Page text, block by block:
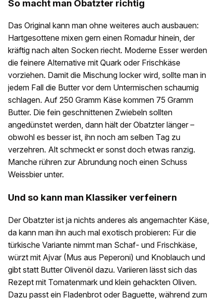
So macht man Obatzter richtig
Das Original kann man ohne weiteres auch ausbauen:
Hartgesottene mixen gern einen Romadur hinein, der
kräftig nach alten Socken riecht. Moderne ­Esser werden
die feinere ­Alternative mit Quark oder Frischkäse
vorziehen. Damit die Mischung locker wird, sollte man in
jedem Fall die Butter vor dem Unter­mischen schaumig
schlagen. Auf 250 Gramm Käse kommen 75 Gramm
Butter. Die fein geschnittenen Zwiebeln sollten
angedünstet werden, dann hält der Obatzter länger –
obwohl es besser ist, ihn noch am selben Tag zu
verzehren. Alt schmeckt er sonst doch etwas ranzig.
Manche rühren zur Abrundung noch ­einen Schuss
Weissbier ­unter.
Und so kann man Klassiker verfeinern
Der Obatzter ist ja nichts anderes als angemachter Käse,
da kann man ihn auch mal exotisch probieren: Für die
türkische Variante nimmt man Schaf- und Frischkäse,
würzt mit Ajvar (Mus aus Peperoni) und Knoblauch und
gibt statt Butter Olivenöl dazu. Variieren lässt sich das
Rezept mit Tomatenmark und klein gehackten Oliven.
Dazu passt ein Fladenbrot oder Baguette, während zum